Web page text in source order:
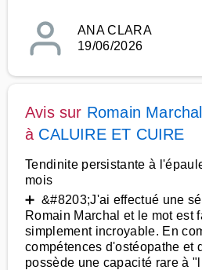
ANA CLARA
19/06/2026
Avis sur Romain Marchal
à CALUIRE ET CUIRE
Tendinite persistante à
mois
➕ &#8203;J'ai effectué une
Romain Marchal et le mot est
simplement incroyable. En
compétences d'ostéopathe et
possède une capacité rare à